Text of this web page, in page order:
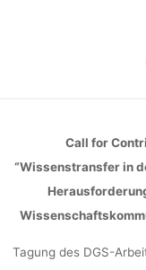
Soziologische Perspektiven
Call for
“Wissenstransfer in
Tagung des DGS-